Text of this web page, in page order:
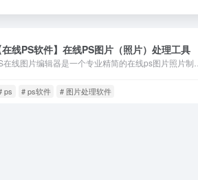
在线PS软件】在线PS图片（照片）处理工具
ps # ps软件 # 图片处理软件